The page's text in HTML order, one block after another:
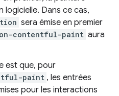
logicielle. Dans ce cas,
sera émise en premier
contentful-paint aura
est que, pour
paint , les entrées
pour les interactions